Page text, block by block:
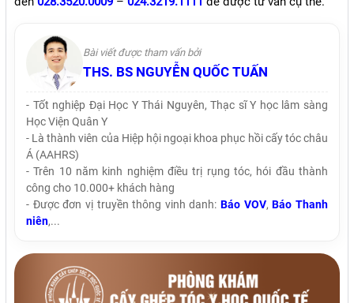
Bài viết được tham vấn bởi
THS. BS NGUYỄN QUỐC TUẤN
- Tốt nghiệp Đại Học Y Thái Nguyên, Thạc sĩ Y học lâm sàng
Học Viện Quân Y
- Là thành viên của Hiệp hội ngoại khoa phục hồi cấy tóc châu
Á (AAHRS)
- Trên 10 năm kinh nghiệm điều trị rụng tóc, hói đầu thành
công cho 10.000+ khách hàng
- Được đơn vị truyền thông vinh danh:Báo VOV,Báo Thanh
niên,...